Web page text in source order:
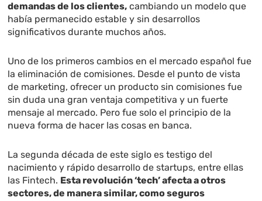
demandas de los clientes, cambiando un modelo que
había permanecido estable y sin desarrollos
significativos durante muchos años.
Uno de los primeros cambios en el mercado español fue
la eliminación de comisiones. Desde el punto de vista
de marketing, ofrecer un producto sin comisiones fue
sin duda una gran ventaja competitiva y un fuerte
mensaje al mercado. Pero fue solo el principio de la
nueva forma de hacer las cosas en banca.
La segunda década de este siglo es testigo del
nacimiento y rápido desarrollo de startups, entre ellas
las Fintech. Esta revolución ‘tech’ afecta a otros
sectores, de manera similar, como seguros